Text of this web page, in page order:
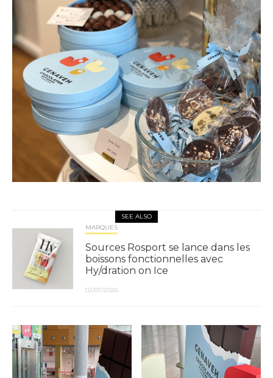
SEE ALSO
MARQUES
Sources Rosport se lance dans les
boissons fonctionnelles avec
Hy/dration on Ice
02/07/2026